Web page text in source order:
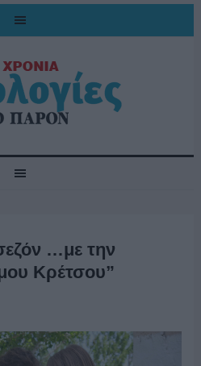
…με την
Κρέτσου”